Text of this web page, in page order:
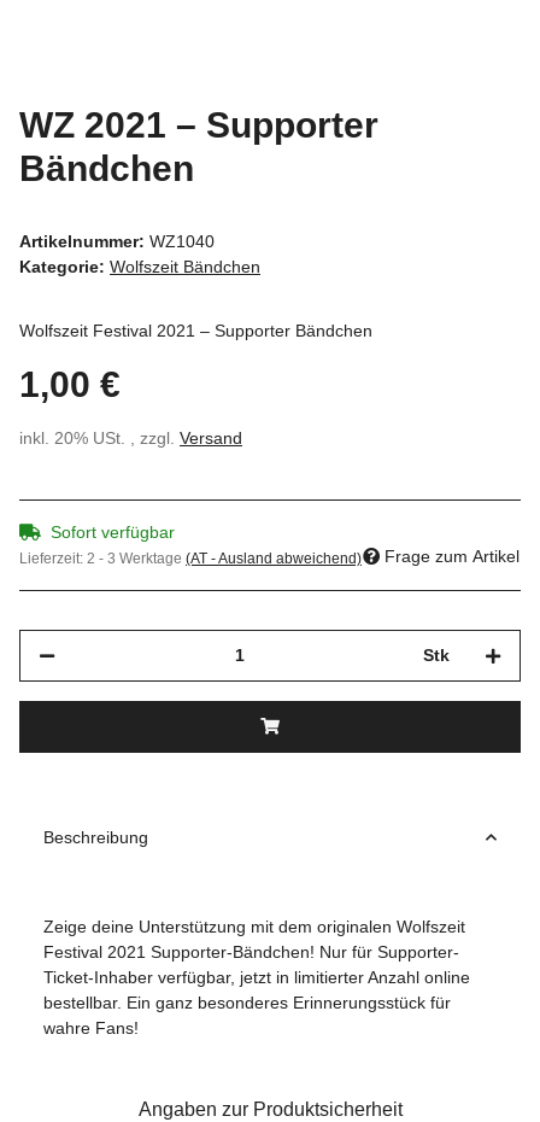
WZ 2021 – Supporter
Bändchen
Artikelnummer: WZ1040
Kategorie: Wolfszeit Bändchen
Wolfszeit Festival 2021 – Supporter Bändchen
1,00 €
inkl. 20% USt. , zzgl. Versand
Sofort verfügbar
Lieferzeit: 2 - 3 Werktage (AT - Ausland abweichend) Frage zum Artikel
Stk
Beschreibung
Zeige deine Unterstützung mit dem originalen Wolfszeit
Festival 2021 Supporter-Bändchen! Nur für Supporter-
Ticket-Inhaber verfügbar, jetzt in limitierter Anzahl online
bestellbar. Ein ganz besonderes Erinnerungsstück für
wahre Fans!
Angaben zur Produktsicherheit